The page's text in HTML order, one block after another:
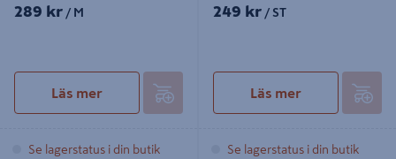
289 kr / M
Läs mer
Se lagerstatus i din butik
249 kr / ST
Läs mer
Se lagerstatus i din butik